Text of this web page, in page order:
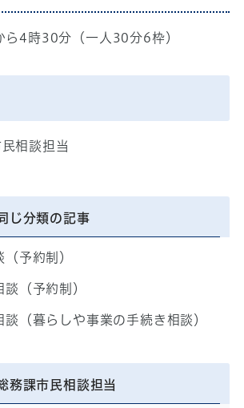
ら4時30分（一人30分6枠）
相談担当
じ分類の記事
予約制）
談（予約制）
談（暮らしや事業の手続き相談）
務課市民相談担当